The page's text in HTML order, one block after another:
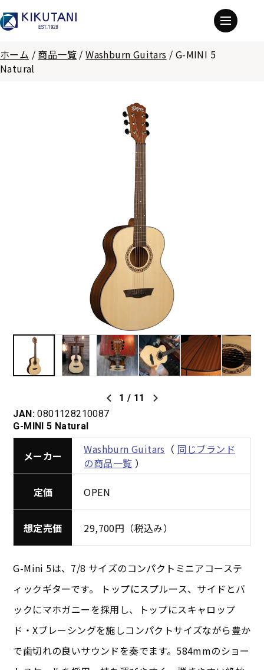
ホーム / 商品一覧 /Washburn Guitars / G-MINI 5
Natural
1 / 11
JAN: 0801128210087
G-MINI 5 Natural
メーカー Washburn Guitars （ 同じブランド
の商品一覧 ）
定価 OPEN
想定売価 29,700円（税込み）
G-Mini 5は、7/8 サイズのコンパクトミニアコーステ
ィックギターです。 トップにスプルース、サイドとバ
ックにマホガニーを採用し、トップにスキャロップ
ド・Xブレーシングを施しコンパクトサイズながら豊か
で歯切れの良いサウンドを奏でます。584mmのショー